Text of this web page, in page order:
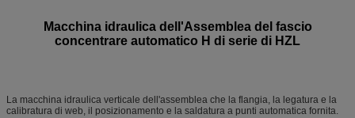
Macchina idraulica dell'Assemblea del fascio
concentrare automatico H di serie di HZL
La macchina idraulica verticale dell'assemblea che la flangia, la legatura e la
calibratura di web, il posizionamento e la saldatura a punti automatica fornita.